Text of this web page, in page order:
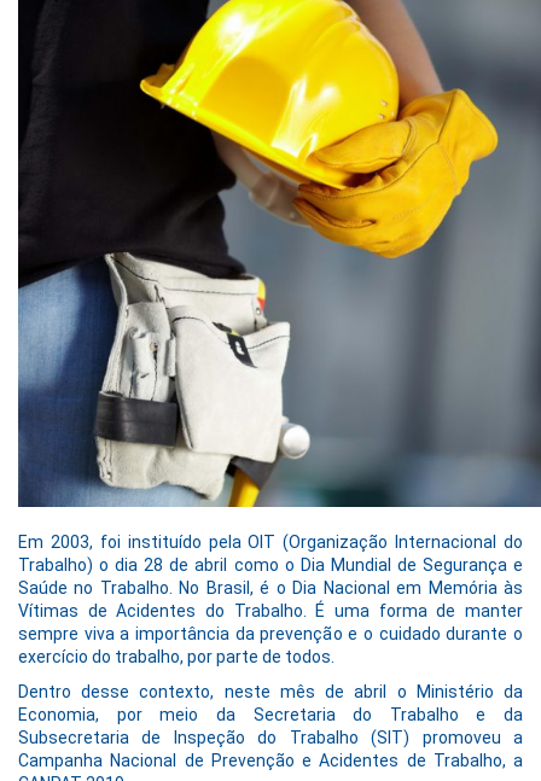
Em 2003, foi instituído pela OIT (Organização Internacional do
Trabalho) o dia 28 de abril como o Dia Mundial de Segurança e
Saúde no Trabalho. No Brasil, é o Dia Nacional em Memória às
Vítimas de Acidentes do Trabalho. É uma forma de manter
sempre viva a importância da prevenção e o cuidado durante o
exercício do trabalho, por parte de todos.
Dentro desse contexto, neste mês de abril o Ministério da
Economia, por meio da Secretaria do Trabalho e da
Subsecretaria de Inspeção do Trabalho (SIT) promoveu a
Campanha Nacional de Prevenção e Acidentes de Trabalho, a